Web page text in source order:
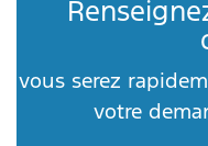
vous serez
votre